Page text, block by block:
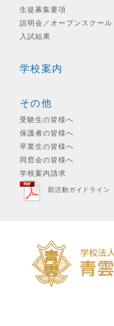
生徒募集要項
説明会／オープンスクール
入試結果
学校案内
その他
受験生の皆様へ
保護者の皆様へ
卒業生の皆様へ
同窓会の皆様へ
学校案内請求
部活動ガイドライン